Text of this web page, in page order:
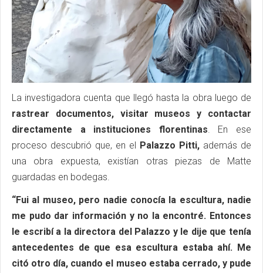
La investigadora cuenta que llegó hasta la obra luego de
rastrear documentos, visitar museos y contactar
directamente a instituciones florentinas. En ese
proceso descubrió que, en el Palazzo Pitti, además de
una obra expuesta, existían otras piezas de Matte
guardadas en bodegas.
“Fui al museo, pero nadie conocía la escultura, nadie
me pudo dar información y no la encontré. Entonces
le escribí a la directora del Palazzo y le dije que tenía
antecedentes de que esa escultura estaba ahí. Me
citó otro día, cuando el museo estaba cerrado, y pude